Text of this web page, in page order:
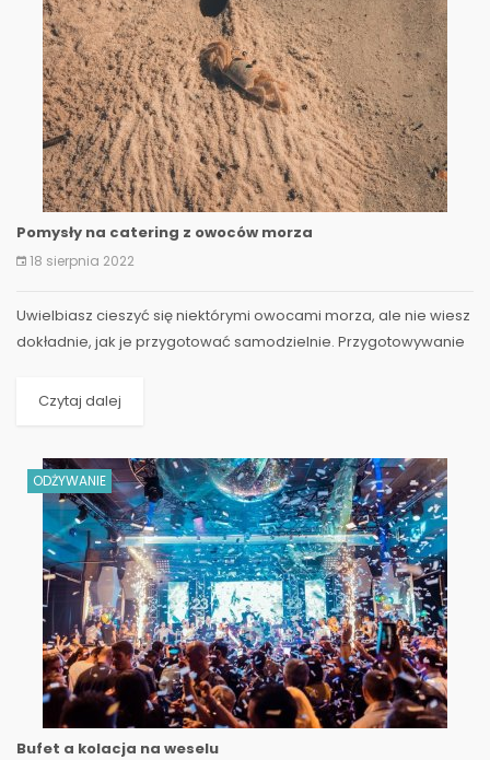
Pomysły na catering z owoców morza
18 sierpnia 2022
Uwielbiasz cieszyć się niektórymi owocami morza, ale nie wiesz
dokładnie, jak je przygotować samodzielnie. Przygotowywanie
Czytaj dalej
ODŻYWANIE
Bufet a kolacja na weselu